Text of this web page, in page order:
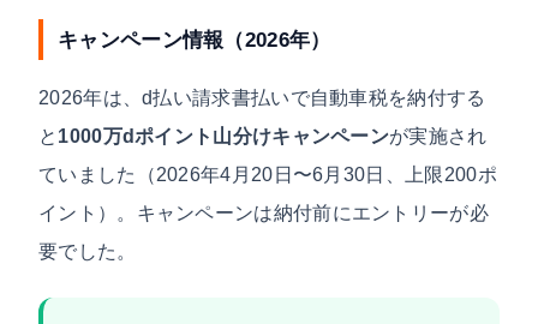
キャンペーン情報（2026年）
2026年は、d払い請求書払いで自動車税を納付する
と 1000万dポイント山分けキャンペーンが実施され
ていました（2026年4月20日〜6月30日、上限200ポ
イント）。キャンペーンは納付前にエントリーが必
要でした。